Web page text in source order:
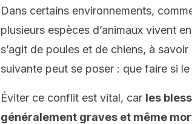
Dans certains environnements,
plusieurs espèces d’animaux vivent
s’agit de poules et de chiens, à
suivante peut se poser : que faire si
Éviter ce conflit est vital, car les
généralement graves et même